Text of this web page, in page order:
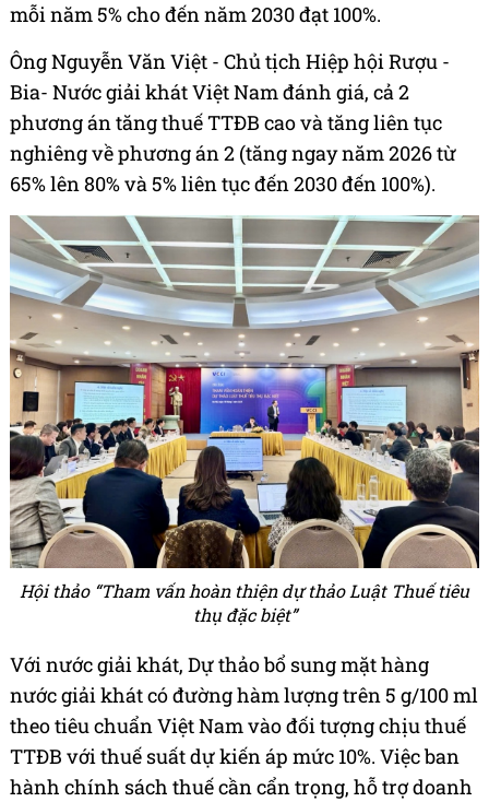
mỗi năm 5% cho đến năm 2030 đạt 100%.
Ông Nguyễn Văn Việt - Chủ tịch Hiệp hội Rượu -
Bia- Nước giải khát Việt Nam đánh giá, cả 2
phương án tăng thuế TTĐB cao và tăng liên tục
nghiêng về phương án 2 (tăng ngay năm 2026 từ
65% lên 80% và 5% liên tục đến 2030 đến 100%).
Hội thảo “Tham vấn hoàn thiện dự thảo Luật Thuế tiêu
thụ đặc biệt”
Với nước giải khát, Dự thảo bổ sung mặt hàng
nước giải khát có đường hàm lượng trên 5 g/100 ml
theo tiêu chuẩn Việt Nam vào đối tượng chịu thuế
TTĐB với thuế suất dự kiến áp mức 10%. Việc ban
hành chính sách thuế cần cẩn trọng, hỗ trợ doanh